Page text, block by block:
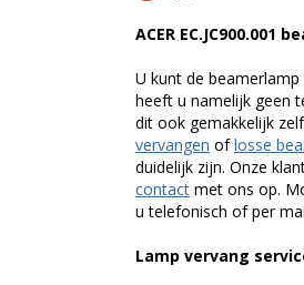
ACER EC.JC900.001
U kunt de
heeft u namelijk geen
dit ook gemakkelijk
vervangen oflosse
duidelijk zijn. Onze
contact met ons op.
u telefonisch of per
Lamp vervang